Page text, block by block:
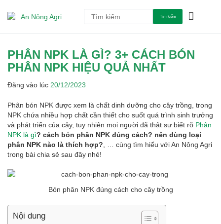
An Nông Agri
An Tâm Làm Nông
Tìm
kiếm
PHÂN NPK LÀ GÌ? 3+ CÁCH BÓN
PHÂN NPK HIỆU QUẢ NHẤT
Đăng vào lúc 20/12/2023
Phân bón NPK được xem là chất dinh dưỡng cho cây trồng, trong
NPK chứa nhiều hợp chất cần thiết cho suốt quá trình sinh trưởng
và phát triển của cây, tuy nhiên mọi người đã thật sự biết rõ Phân
NPK là gì? cách bón phân NPK đúng cách? nên dùng loại
phân NPK nào là thích hợp? , … cùng tìm hiểu với An Nông Agri
trong bài chia sẻ sau đây nhé!
Bón phân NPK đúng cách cho cây trồng
Nội dung